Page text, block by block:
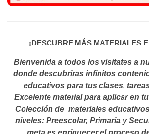
¡DESCUBRE MÁS MATERIALES
Bienvenida a todos los visitates a
donde descubriras infinitos
educativos para tus clases,
Excelente material para aplicar en
Colección de materiales
niveles: Preescolar, Primaria y
meta es enriquecer el proceso